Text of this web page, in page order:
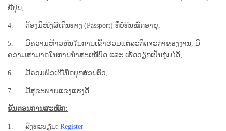
ຍີ່ປຸ່ນ;
4. ຕ້ອງມີໜັງສືເດີນທາງ (Passport) ທີ່ບໍ່ທັນໝົດອາຍຸ,
5. ມີຄວາມຫ້າວຫັນໃນການເຂົ້າຮ່ວມແຕ່ລະກິດຈະກໍາຂອງງານ, ມີ
ຄວາມສາມາດໃນການນໍາສະເໜີບົດ ແລະ ເຮັດວຽກເປັນກຸ່ມໄດ້;
6. ມີຄອມພິວເຕີໂນ໊ດບຸກສ່ວນຕົວ;
7. ມີສຸຂະພາບແຂງແຮງດີ.
ຂັ້ນຕອນການສະໝັກ:
1. ລົງທະບຽນ: Register